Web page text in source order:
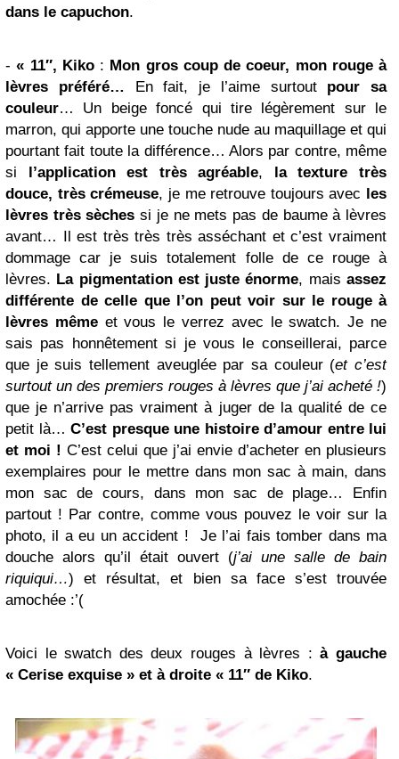
dans le capuchon.
- « 11″, Kiko: Mon gros coup de coeur, mon rouge à
lèvres préféré… En fait, je l’aime surtout pour sa
couleur… Un beige foncé qui tire légèrement sur le
marron, qui apporte une touche nude au maquillage et qui
pourtant fait toute la différence… Alors par contre, même
si l’application est très agréable, la texture très
douce, très crémeuse, je me retrouve toujours avec les
lèvres très sèches si je ne mets pas de baume à lèvres
avant… Il est très très très asséchant et c’est vraiment
dommage car je suis totalement folle de ce rouge à
lèvres. La pigmentation est juste énorme, maisassez
différente de celle que l’on peut voir sur le rouge à
lèvres mêmeet vous le verrez avec le swatch. Je ne
sais pas honnêtement si je vous le conseillerai, parce
que je suis tellement aveuglée par sa couleur (et c’est
surtout un des premiers rouges à lèvres que j’ai acheté !)
que je n’arrive pas vraiment à juger de la qualité de ce
petit là… C’est presque une histoire d’amour entre lui
et moi ! C’est celui que j’ai envie d’acheter en plusieurs
exemplaires pour le mettre dans mon sac à main, dans
mon sac de cours, dans mon sac de plage… Enfin
partout ! Par contre, comme vous pouvez le voir sur la
photo, il a eu un accident ! Je l’ai fais tomber dans ma
douche alors qu’il était ouvert (j’ai une salle de bain
riquiqui…) et résultat, et bien sa face s’est trouvée
amochée :’(
Voici le swatch des deux rouges à lèvres :à gauche
« Cerise exquise » et à droite « 11″ de Kiko.